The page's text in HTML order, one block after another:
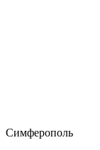
Симферополь